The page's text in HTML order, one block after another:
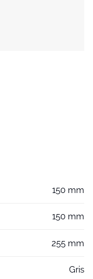
150 mm
150 mm
255 mm
Gris